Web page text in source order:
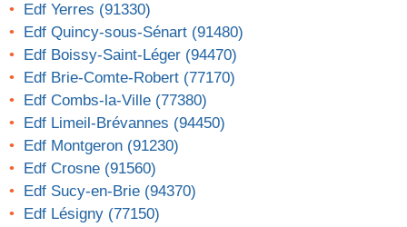
Edf Yerres (91330)
Edf Quincy-sous-Sénart (91480)
Edf Boissy-Saint-Léger (94470)
Edf Brie-Comte-Robert (77170)
Edf Combs-la-Ville (77380)
Edf Limeil-Brévannes (94450)
Edf Montgeron (91230)
Edf Crosne (91560)
Edf Sucy-en-Brie (94370)
Edf Lésigny (77150)